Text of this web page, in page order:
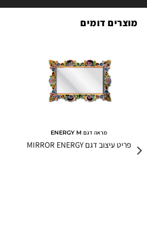
מוצרים דומים
מראה דגם ENERGY M
פריט עיצוב דגם MIRROR ENERGY